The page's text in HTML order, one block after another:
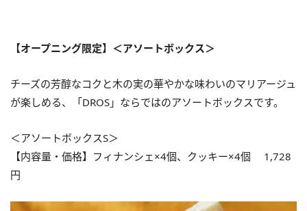
【オープニング限定】＜アソートボックス＞
チーズの芳醇なコクと木の実の華やかな味わいのマリアージュ
が楽しめる、「DROS」ならではのアソートボックスです。
＜アソートボックスS＞
【内容量・価格】フィナンシェ×4個、クッキー×4個 1,728
円